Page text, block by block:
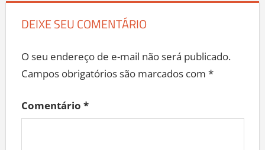
DEIXE SEU COMENTÁRIO
O seu endereço de e-mail não será publicado.
Campos obrigatórios são marcados com *
Comentário *